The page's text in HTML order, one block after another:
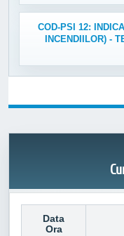
COD-PSI 12:
INCENDIILOR) -
Data
Ora